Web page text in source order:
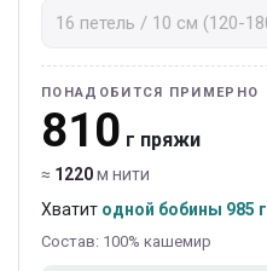
ПОНАДОБИТСЯ ПРИМЕРНО
810 г пряжи
≈ 1220м нити
Хватит одной бобины 985 г
Состав: 100% кашемир